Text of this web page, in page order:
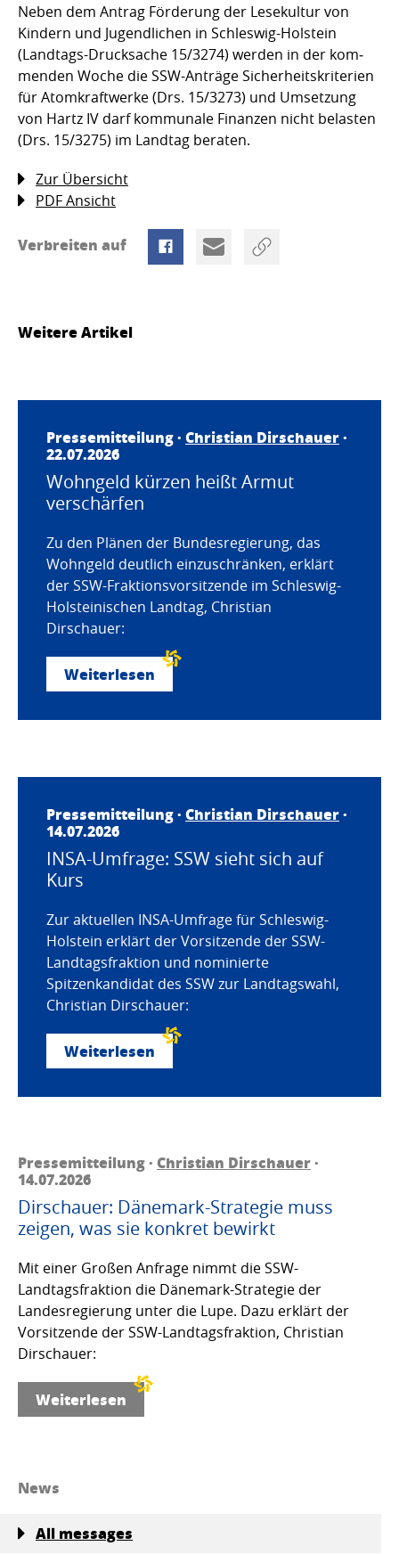
Neben dem Antrag Förderung der Lesekultur von
Kindern und Jugendlichen in Schles­wig-Holstein
(Landtags-Drucksache 15/3274) werden in der kom­
menden Woche die SSW-Anträge Sicherheitskriterien
für Atomkraft­werke (Drs. 15/3273) und Umset­zung
von Hartz IV darf kommunale Finanzen nicht belasten
(Drs. 15/3275) im Landtag beraten.
Zur Übersicht
PDF Ansicht
Verbreiten auf
Weitere Artikel
Pressemitteilung · Christian Dirschauer·
22.07.2026
Wohngeld kürzen heißt Armut
verschärfen
Zu den Plänen der Bundesregierung, das
Wohngeld deutlich einzuschränken, erklärt
der SSW-Fraktionsvorsitzende im Schleswig-
Holsteinischen Landtag, Christian
Dirschauer:
Weiterlesen
Pressemitteilung · Christian Dirschauer·
14.07.2026
INSA-Umfrage: SSW sieht sich auf
Kurs
Zur aktuellen INSA-Umfrage für Schleswig-
Holstein erklärt der Vorsitzende der SSW-
Landtagsfraktion und nominierte
Spitzenkandidat des SSW zur Landtagswahl,
Christian Dirschauer:
Weiterlesen
Pressemitteilung · Christian Dirschauer·
14.07.2026
Dirschauer: Dänemark-Strategie muss
zeigen, was sie konkret bewirkt
Mit einer Großen Anfrage nimmt die SSW-
Landtagsfraktion die Dänemark-Strategie der
Landesregierung unter die Lupe. Dazu erklärt der
Vorsitzende der SSW-Landtagsfraktion, Christian
Dirschauer:
Weiterlesen
News
All messages